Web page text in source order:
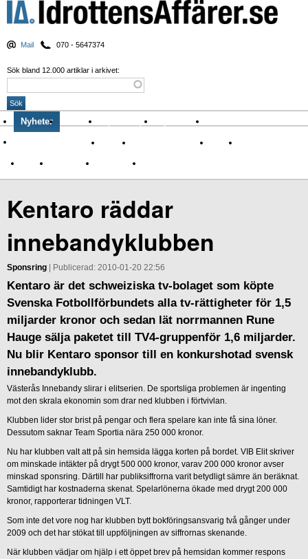
Mail 070 - 5647374
Sök bland 12.000 artiklar i arkivet:
Nyheter Krönikor Sport & spel Nyhetsbrev
Om Idrottens Affärer
Affärer I spåren av Corona Arena
Namn Sponsring TV-nyheter
Kentaro räddar
innebandyklubben
Sponsring | Publicerad: 2010-01-20 22:56
Kentaro är det schweiziska tv-bolaget som köpte
Svenska Fotbollförbundets alla tv-rättigheter för 1,5
miljarder kronor och sedan lät norrmannen Rune
Hauge sälja paketet till TV4-gruppenför 1,6 miljarder.
Nu blir Kentaro sponsor till en konkurshotad svensk
innebandyklubb.
Västerås Innebandy slirar i elitserien. De sportsliga problemen är ingenting
mot den skrala ekonomin som drar ned klubben i förtvivlan.
Klubben lider stor brist på pengar och flera spelare kan inte få sina löner.
Dessutom saknar Team Sportia nära 250 000 kronor.
Nu har klubben valt att på sin hemsida lägga korten på bordet. VIB Elit skriver
om minskade intäkter på drygt 500 000 kronor, varav 200 000 kronor avser
minskad sponsring. Därtill har publiksiffrorna varit betydligt sämre än beräknat.
Samtidigt har kostnaderna skenat. Spelarlönerna ökade med drygt 200 000
kronor, rapporterar tidningen VLT.
Som inte det vore nog har klubben bytt bokföringsansvarig två gånger under
2009 och det har stökat till uppföljningen av siffrornas skenande.
När klubben vädjar om hjälp i ett öppet brev på hemsidan kommer respons